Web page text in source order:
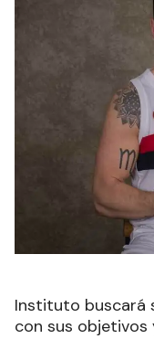
Instituto buscará
con sus objetivos